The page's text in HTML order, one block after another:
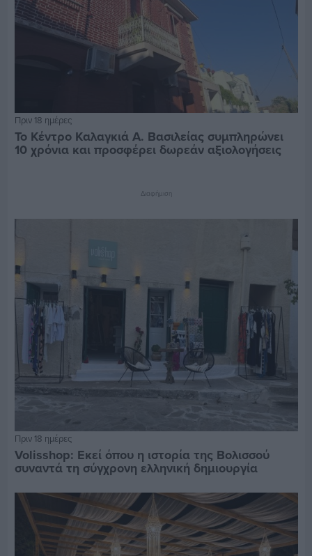
Πριν 18 ημέρες
Το Κέντρο Καλαγκιά Α. Βασιλείας συμπληρώνει
10 χρόνια και προσφέρει δωρεάν αξιολογήσεις
Διαφήμιση
Πριν 18 ημέρες
Volisshop: Εκεί όπου η ιστορία της Βολισσού
συναντά τη σύγχρονη ελληνική δημιουργία